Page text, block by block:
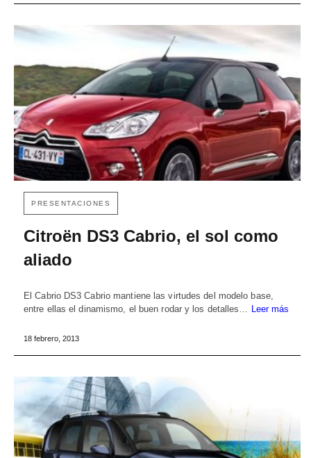
PRESENTACIONES
Citroën DS3 Cabrio, el sol como
aliado
El Cabrio DS3 Cabrio mantiene las virtudes del modelo base,
entre ellas el dinamismo, el buen rodar y los detalles… Leer más
18 febrero, 2013